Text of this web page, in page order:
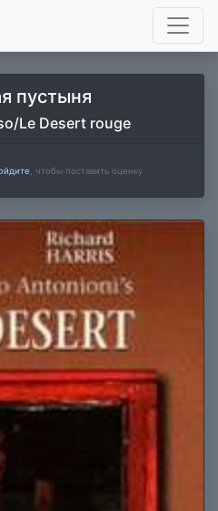
пустыня
Le Desert rouge
, чтобы поставить оценку